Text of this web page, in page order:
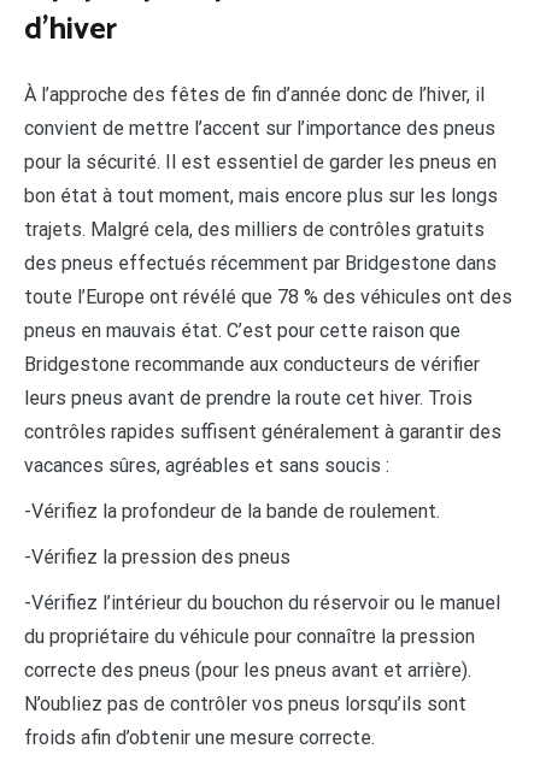
d’hiver
À l’approche des fêtes de fin d’année donc de l’hiver, il
convient de mettre l’accent sur l’importance des pneus
pour la sécurité. Il est essentiel de garder les pneus en
bon état à tout moment, mais encore plus sur les longs
trajets. Malgré cela, des milliers de contrôles gratuits
des pneus effectués récemment par Bridgestone dans
toute l’Europe ont révélé que 78 % des véhicules ont des
pneus en mauvais état. C’est pour cette raison que
Bridgestone recommande aux conducteurs de vérifier
leurs pneus avant de prendre la route cet hiver. Trois
contrôles rapides suffisent généralement à garantir des
vacances sûres, agréables et sans soucis :
-Vérifiez la profondeur de la bande de roulement.
-Vérifiez la pression des pneus
-Vérifiez l’intérieur du bouchon du réservoir ou le manuel
du propriétaire du véhicule pour connaître la pression
correcte des pneus (pour les pneus avant et arrière).
N’oubliez pas de contrôler vos pneus lorsqu’ils sont
froids afin d’obtenir une mesure correcte.